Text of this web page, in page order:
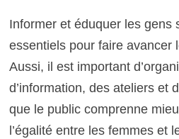
Informer et éduquer les gens
essentiels pour faire avancer
Aussi, il est important
d’information, des ateliers et
que le public comprenne
l’égalité entre les femmes et